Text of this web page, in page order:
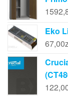
Eko
67,00